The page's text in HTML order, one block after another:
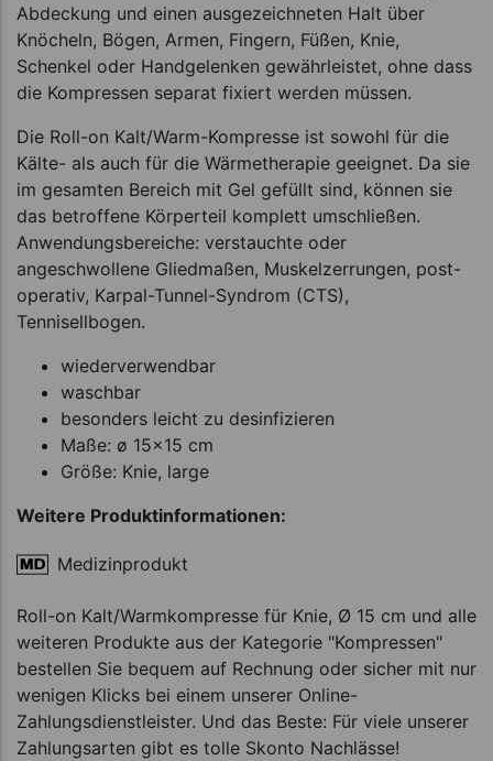
Abdeckung und einen ausgezeichneten Halt über
Knöcheln, Bögen, Armen, Fingern, Füßen, Knie,
Schenkel oder Handgelenken gewährleistet, ohne dass
die Kompressen separat fixiert werden müssen.
Die Roll-on Kalt/Warm-Kompresse ist sowohl für die
Kälte- als auch für die Wärmetherapie geeignet. Da sie
im gesamten Bereich mit Gel gefüllt sind, können sie
das betroffene Körperteil komplett umschließen.
Anwendungsbereiche: verstauchte oder
angeschwollene Gliedmaßen, Muskelzerrungen, post-
operativ, Karpal-Tunnel-Syndrom (CTS),
Tennisellbogen.
wiederverwendbar
waschbar
besonders leicht zu desinfizieren
Maße: ø 15x15 cm
Größe: Knie, large
Weitere Produktinformationen:
Medizinprodukt
Roll-on Kalt/Warmkompresse für Knie, Ø 15 cm und alle
weiteren Produkte aus der Kategorie "Kompressen"
bestellen Sie bequem auf Rechnung oder sicher mit nur
wenigen Klicks bei einem unserer Online-
Zahlungsdienstleister. Und das Beste: Für viele unserer
Zahlungsarten gibt es tolle Skonto Nachlässe!